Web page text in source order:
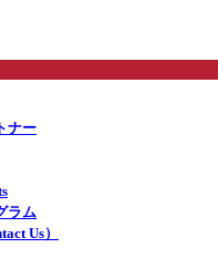
ナー
ラム
Us）